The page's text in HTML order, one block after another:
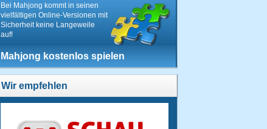
Bei Mahjong kommt in seinen
vielfältigen Online-Versionen mit
Sicherheit keine Langeweile
auf!
Mahjong kostenlos spielen
Wir empfehlen